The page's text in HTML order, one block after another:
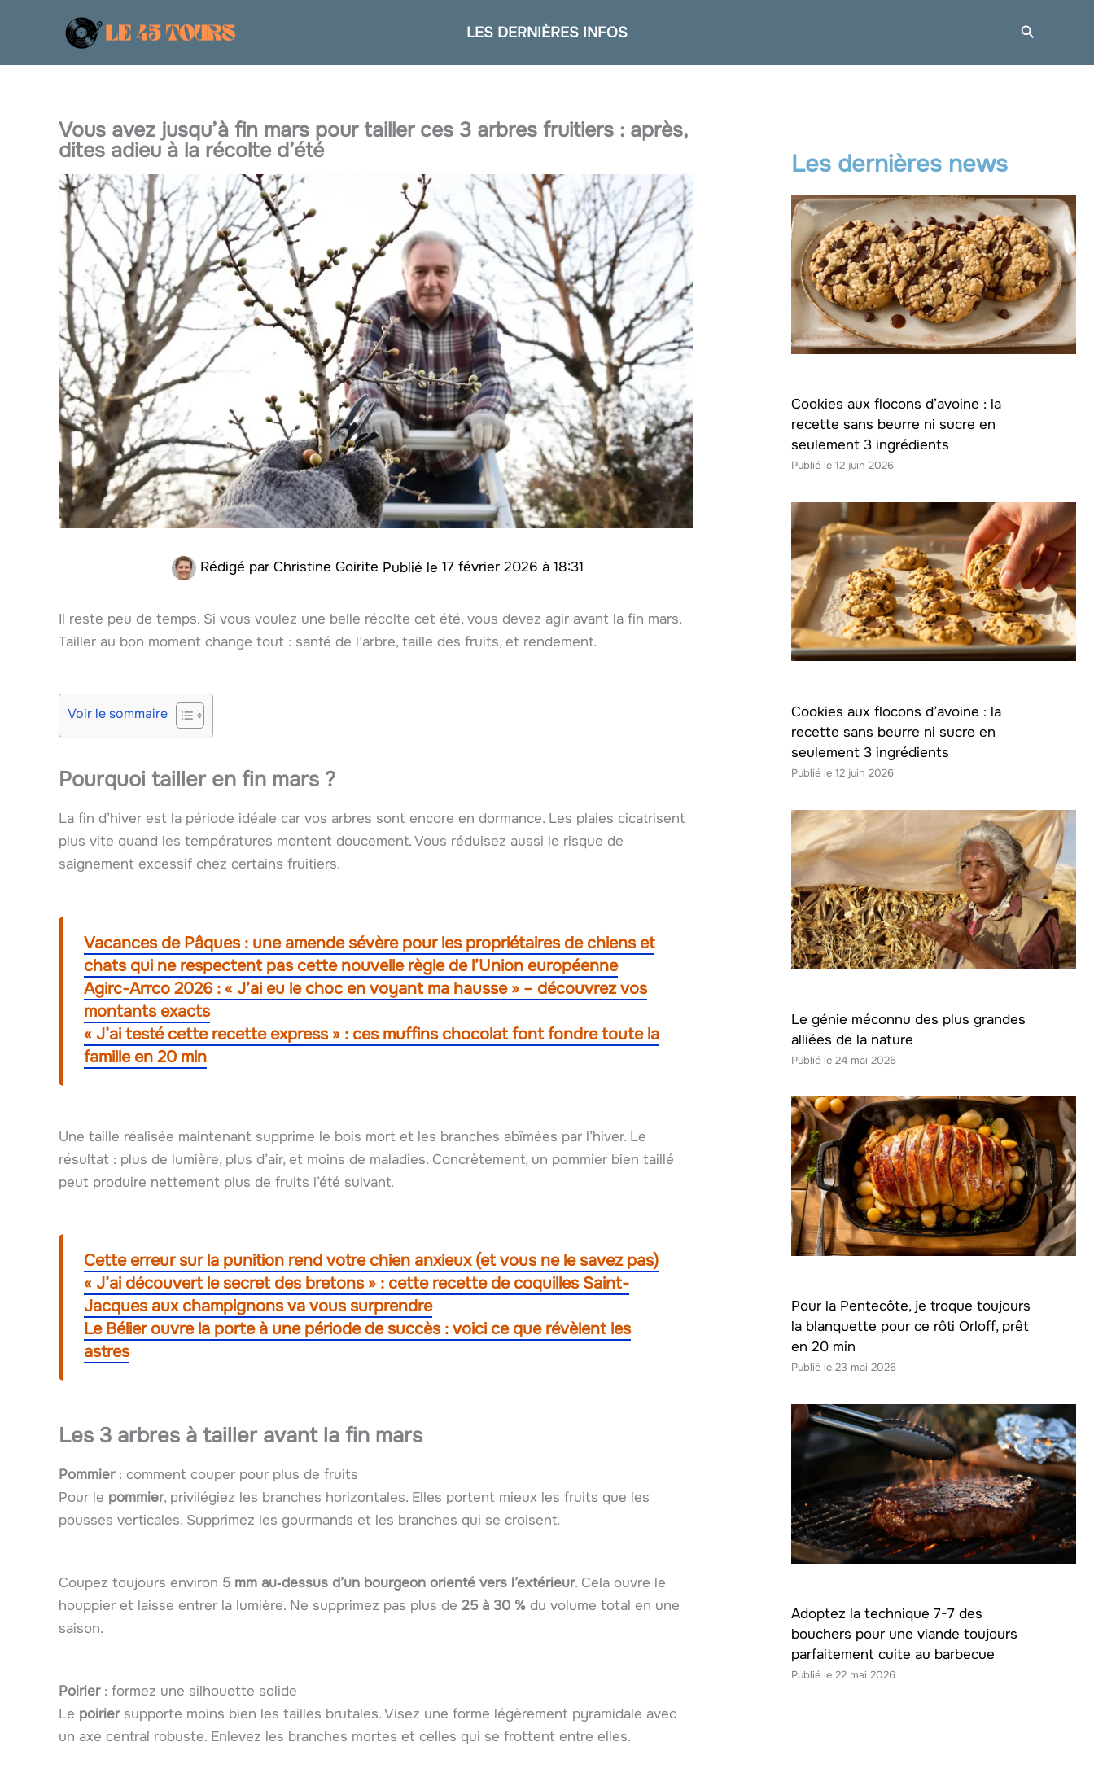
LES DERNIÈRES INFOS
Vous avez jusqu’à fin mars pour tailler ces 3 arbres fruitiers : après,
dites adieu à la récolte d’été
Rédigé par Christine Goirite 17 février 2026 à 18:31
Il reste peu de temps. Si vous voulez une belle récolte cet été, vous devez agir avant la fin mars.
Tailler au bon moment change tout : santé de l’arbre, taille des fruits, et rendement.
Voir le sommaire
Pourquoi tailler en fin mars ?
La fin d’hiver est la période idéale car vos arbres sont encore en dormance. Les plaies cicatrisent
plus vite quand les températures montent doucement. Vous réduisez aussi le risque de
saignement excessif chez certains fruitiers.
Vacances de Pâques : une amende sévère pour les propriétaires de chiens et
chats qui ne respectent pas cette nouvelle règle de l’Union européenne
Agirc-Arrco 2026 : « J’ai eu le choc en voyant ma hausse » – découvrez vos
montants exacts
« J’ai testé cette recette express » : ces muffins chocolat font fondre toute la
famille en 20 min
Une taille réalisée maintenant supprime le bois mort et les branches abîmées par l’hiver. Le
résultat : plus de lumière, plus d’air, et moins de maladies. Concrètement, un pommier bien taillé
peut produire nettement plus de fruits l’été suivant.
Cette erreur sur la punition rend votre chien anxieux (et vous ne le savez pas)
« J’ai découvert le secret des bretons » : cette recette de coquilles Saint-
Jacques aux champignons va vous surprendre
Le Bélier ouvre la porte à une période de succès : voici ce que révèlent les
astres
Les 3 arbres à tailler avant la fin mars
Pommier: comment couper pour plus de fruits
Pour le pommier, privilégiez les branches horizontales. Elles portent mieux les fruits que les
pousses verticales. Supprimez les gourmands et les branches qui se croisent.
Coupez toujours environ 5 mm au‑dessus d’un bourgeon orienté vers l’extérieur. Cela ouvre le
houppier et laisse entrer la lumière. Ne supprimez pas plus de 25 à 30 % du volume total en une
saison.
Poirier: formez une silhouette solide
Le poiriersupporte moins bien les tailles brutales. Visez une forme légèrement pyramidale avec
un axe central robuste. Enlevez les branches mortes et celles qui se frottent entre elles.
Les dernières news
Cookies aux flocons d’avoine : la
recette sans beurre ni sucre en
seulement 3 ingrédients
12 juin 2026
Cookies aux flocons d’avoine : la
recette sans beurre ni sucre en
seulement 3 ingrédients
12 juin 2026
Le génie méconnu des plus grandes
alliées de la nature
24 mai 2026
Pour la Pentecôte, je troque toujours
la blanquette pour ce rôti Orloff, prêt
en 20 min
23 mai 2026
Adoptez la technique 7-7 des
bouchers pour une viande toujours
parfaitement cuite au barbecue
22 mai 2026